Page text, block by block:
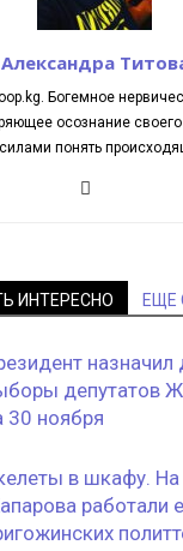
Александра
Богемное
осознание
понять
ИНТЕРЕСНО ЕЩЕ
депутатов
30 ноября
в шкафу.
работали